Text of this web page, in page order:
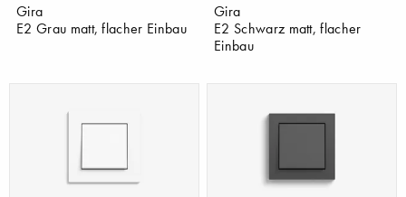
Gira
E2 Grau matt, flacher Einbau
Gira
E2 Schwarz matt, flacher
Einbau